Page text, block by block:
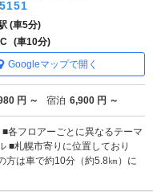
(車5分)
(車10分)
Googleマップで開く
円 ～ 宿泊 6,900 円 ～
各フロアーごとに異なるテーマ
■札幌市寄りに位置しており
方は車で約10分（約5.8㎞）に